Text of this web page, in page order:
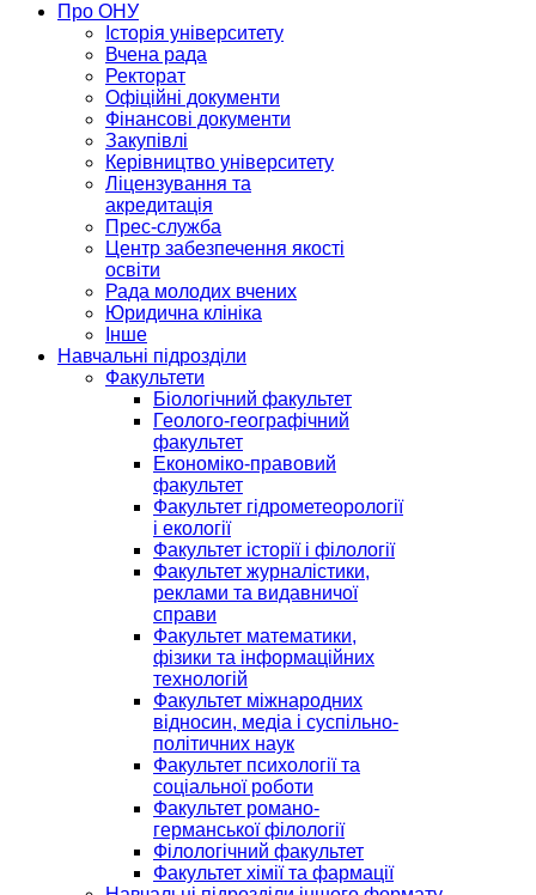
Про ОНУ
Історія університету
Вчена рада
Ректорат
Офіційні документи
Фінансові документи
Закупівлі
Керівництво університету
Ліцензування та
акредитація
Прес-служба
Центр забезпечення якості
освіти
Рада молодих вчених
Юридична клініка
Інше
Навчальні підрозділи
Факультети
Біологічний факультет
Геолого-географічний
факультет
Економіко-правовий
факультет
Факультет гідрометеорології
і екології
Факультет історії і філології
Факультет журналістики,
реклами та видавничої
справи
Факультет математики,
фізики та інформаційних
технологій
Факультет міжнародних
відносин, медіа і суспільно-
політичних наук
Факультет психології та
соціальної роботи
Факультет романо-
германської філології
Філологічний факультет
Факультет хімії та фармації